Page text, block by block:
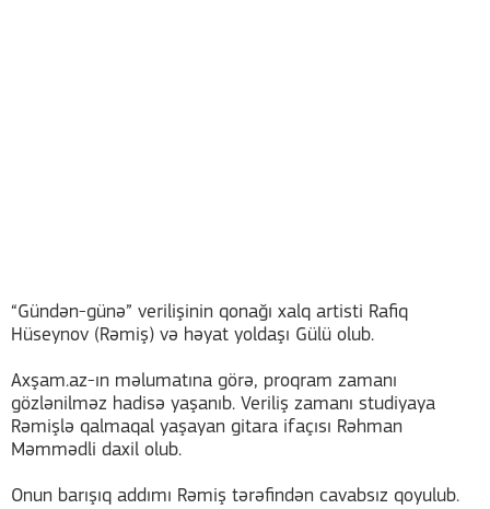
“Gündən-günə” verilişinin qonağı xalq artisti Rafiq
Hüseynov (Rəmiş) və həyat yoldaşı Gülü olub.
Axşam.az-ın məlumatına görə, proqram zamanı
gözlənilməz hadisə yaşanıb. Veriliş zamanı studiyaya
Rəmişlə qalmaqal yaşayan gitara ifaçısı Rəhman
Məmmədli daxil olub.
Onun barışıq addımı Rəmiş tərəfindən cavabsız qoyulub.